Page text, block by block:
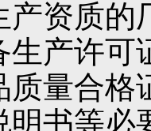
产资质的
生产许
质量合格
明书等必